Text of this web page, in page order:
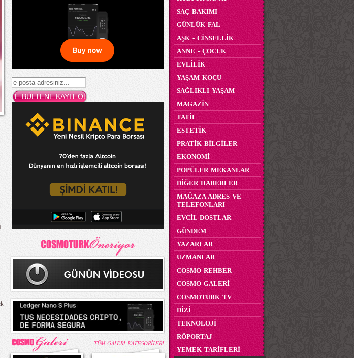
TÜM GALERİ KATEGORİLERİ
SAÇ BAKIMI
GÜNLÜK FAL
AŞK - CİNSELLİK
ANNE - ÇOCUK
EVLİLİK
YAŞAM KOÇU
SAĞLIKLI YAŞAM
MAGAZİN
TATİL
ESTETİK
PRATİK BİLGİLER
EKONOMİ
POPÜLER MEKANLAR
DİĞER HABERLER
MAĞAZA ADRES VE
TELEFONLARI
EVCİL DOSTLAR
GÜNDEM
YAZARLAR
UZMANLAR
COSMO REHBER
COSMO GALERİ
COSMOTURK TV
DİZİ
TEKNOLOJİ
RÖPORTAJ
YEMEK TARİFLERİ